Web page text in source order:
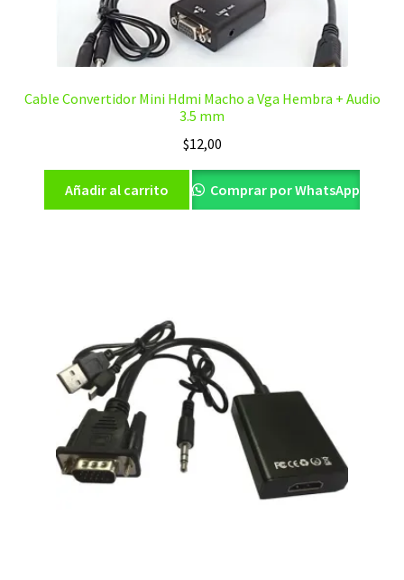
Cable Convertidor Mini Hdmi Macho a Vga Hembra + Audio
3.5 mm
$12,00
Añadir al carrito Comprar por WhatsApp